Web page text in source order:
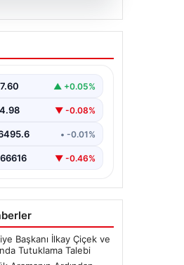
Günlük
ilçesinde,
ailesi ve yakınları
▲ +0.05%
▼ -0.08%
• -0.01%
▼ -0.46%
Başkanı İlkay Çiçek ve
Tutuklama Talebi